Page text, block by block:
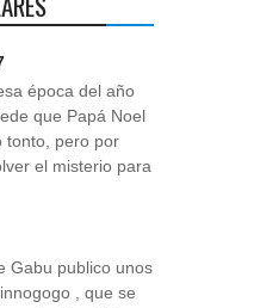
época del año
que Papá Noel
tonto, pero por
el misterio para
Gabu publico unos
, que se